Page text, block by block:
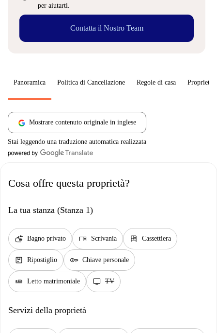
per aiutarti.
Contatta il Nostro Team
Panoramica Politica di Cancellazione Regole di casa
Mostrare contenuto originale in inglese
Stai leggendo una traduzione automatica realizzata
Cosa offre questa proprietà?
La tua stanza (Stanza 1)
soap Bagno privato desk Scrivania dresser Cassettiera
package Ripostiglio key Chiave personale
airline_seat_flat Letto matrimoniale tv TV
Servizi della proprietà